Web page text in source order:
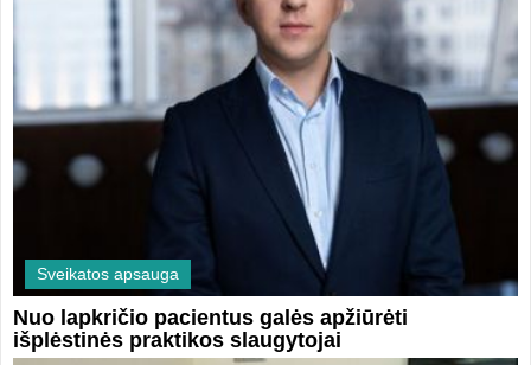
Sveikatos apsauga
Nuo lapkričio pacientus galės apžiūrėti
išplėstinės praktikos slaugytojai